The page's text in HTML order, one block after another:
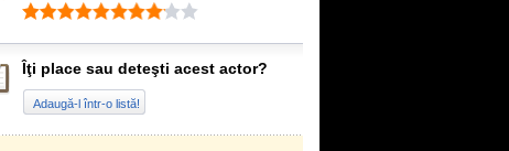
Îţi place sau deteşti acest actor?
Adaugă-l într-o listă!